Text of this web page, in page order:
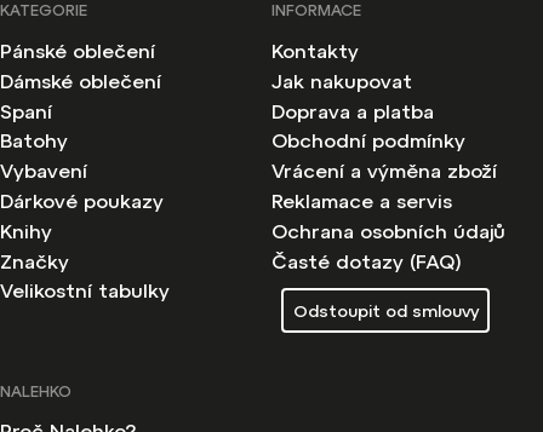
KATEGORIE
Pánské oblečení
Dámské oblečení
Spaní
Batohy
Vybavení
Dárkové poukazy
Knihy
Značky
Velikostní tabulky
INFORMACE
Kontakty
Jak nakupovat
Doprava a platba
Obchodní podmínky
Vrácení a výměna zboží
Reklamace a servis
Ochrana osobních údajů
Časté dotazy (FAQ)
Odstoupit od smlouvy
NALEHKO